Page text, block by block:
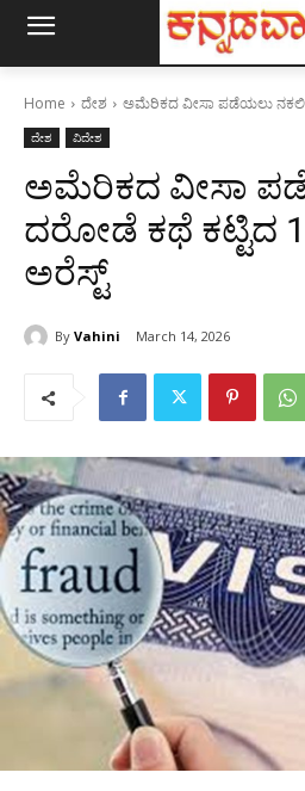
Home ದೇಶ ಅಮೆರಿಕದ ವೀಸಾ ಪಡೆಯಲು
ದೇಶ ವಿದೇಶ
ಅಮೆರಿಕದ ವೀಸಾ
ದರೋಡೆ ಕಥೆ ಕಟ್ಟಿದ
ಅರೆಸ್ಟ್‌
By Vahini March 14, 2026